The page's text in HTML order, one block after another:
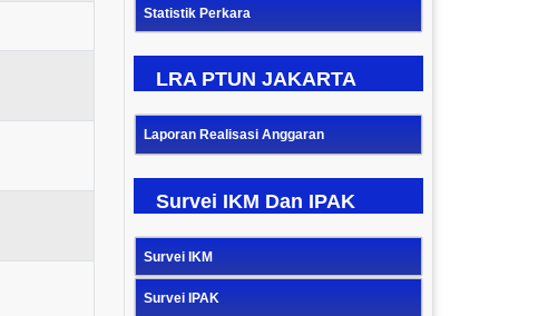
Statistik Perkara
LRA PTUN JAKARTA
Laporan Realisasi Anggaran
Survei IKM Dan IPAK
Survei IKM
Survei IPAK